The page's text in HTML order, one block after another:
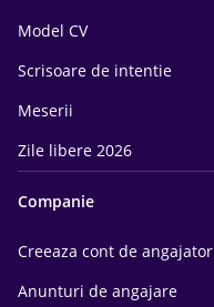
Model CV
Scrisoare de intentie
Meserii
Zile libere 2026
Companie
Creeaza cont de angajator
Anunturi de angajare